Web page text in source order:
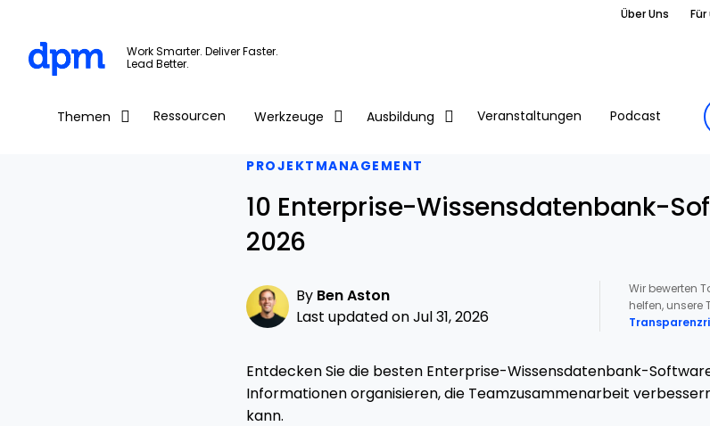
Skip to main content
Über Uns
Work Smarter. Deliver Faster.
Lead Better.
Themen Ressourcen Werkzeuge Ausbildung Veranstaltungen Podcast
PROJEKTMANAGEMENT
10 Enterprise-Wissensdatenbank-
2026
By Ben Aston
Last updated on Jul 31, 2026
Wir bewerten
helfen, unsere
Entdecken Sie die besten Enterprise-Wissensdatenbank-
Informationen organisieren, die Teamzusammenarbeit
kann.